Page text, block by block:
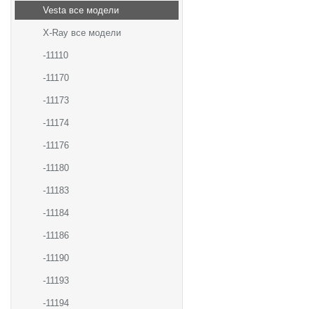
Vesta все модели
X-Ray все модели
-11110
-11170
-11173
-11174
-11176
-11180
-11183
-11184
-11186
-11190
-11193
-11194